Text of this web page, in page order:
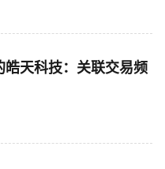
天科技：关联交易频